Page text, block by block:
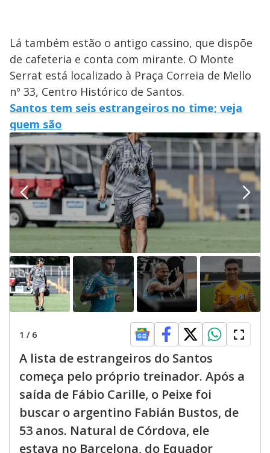
Lá também estão o antigo cassino, que dispõe
de cafeteria e conta com mirante. O Monte
Serrat está localizado à Praça Correia de Mello
nº 33, Centro Histórico de Santos.
Santos tem seis estrangeiros no time; veja
quem são
1 / 6
A lista de estrangeiros do Santos
começa pelo próprio treinador. Após a
saída de Fábio Carille, o Peixe foi
buscar o argentino Fabián Bustos, de
53 anos. Natural de Córdova, ele
estava no Barcelona, do Equador